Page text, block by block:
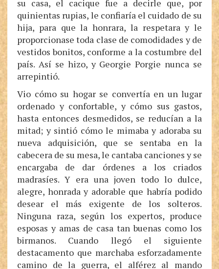
su casa, el cacique fue a decirle que, por
quinientas rupias, le confiaría el cuidado de su
hija, para que la honrara, la respetara y le
proporcionase toda clase de comodidades y de
vestidos bonitos, conforme a la costumbre del
país. Así se hizo, y Georgie Porgie nunca se
arrepintió.
Vio cómo su hogar se convertía en un lugar
ordenado y confortable, y cómo sus gastos,
hasta entonces desmedidos, se reducían a la
mitad; y sintió cómo le mimaba y adoraba su
nueva adquisición, que se sentaba en la
cabecera de su mesa, le cantaba canciones y se
encargaba de dar órdenes a los criados
madrasíes. Y era una joven todo lo dulce,
alegre, honrada y adorable que habría podido
desear el más exigente de los solteros.
Ninguna raza, según los expertos, produce
esposas y amas de casa tan buenas como los
birmanos. Cuando llegó el siguiente
destacamento que marchaba esforzadamente
camino de la guerra, el alférez al mando